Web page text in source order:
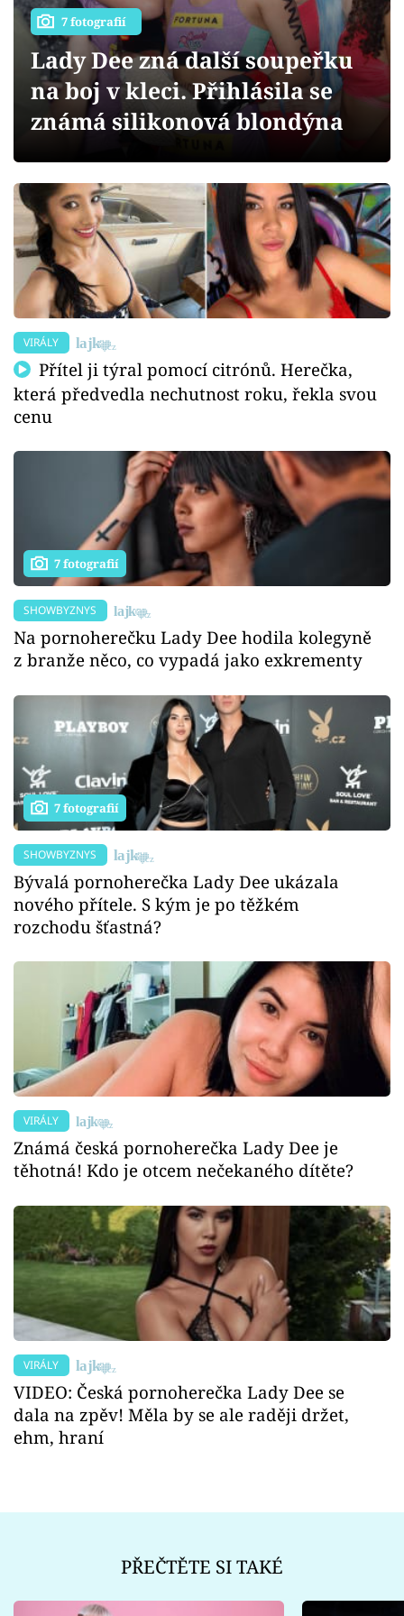
Videa
Sledujte prima+
Sledujte nás
7 fotografií
Lady Dee zná další soupeřku
na boj v kleci. Přihlásila se
známá silikonová blondýna
VIRÁLY
Přítel ji týral pomocí citrónů. Herečka,
která předvedla nechutnost roku, řekla svou
cenu
7 fotografií
SHOWBYZNYS
Na pornoherečku Lady Dee hodila kolegyně
z branže něco, co vypadá jako exkrementy
7 fotografií
SHOWBYZNYS
Bývalá pornoherečka Lady Dee ukázala
nového přítele. S kým je po těžkém
rozchodu šťastná?
VIRÁLY
Známá česká pornoherečka Lady Dee je
těhotná! Kdo je otcem nečekaného dítěte?
VIRÁLY
VIDEO: Česká pornoherečka Lady Dee se
dala na zpěv! Měla by se ale raději držet,
ehm, hraní
PŘEČTĚTE SI TAKÉ